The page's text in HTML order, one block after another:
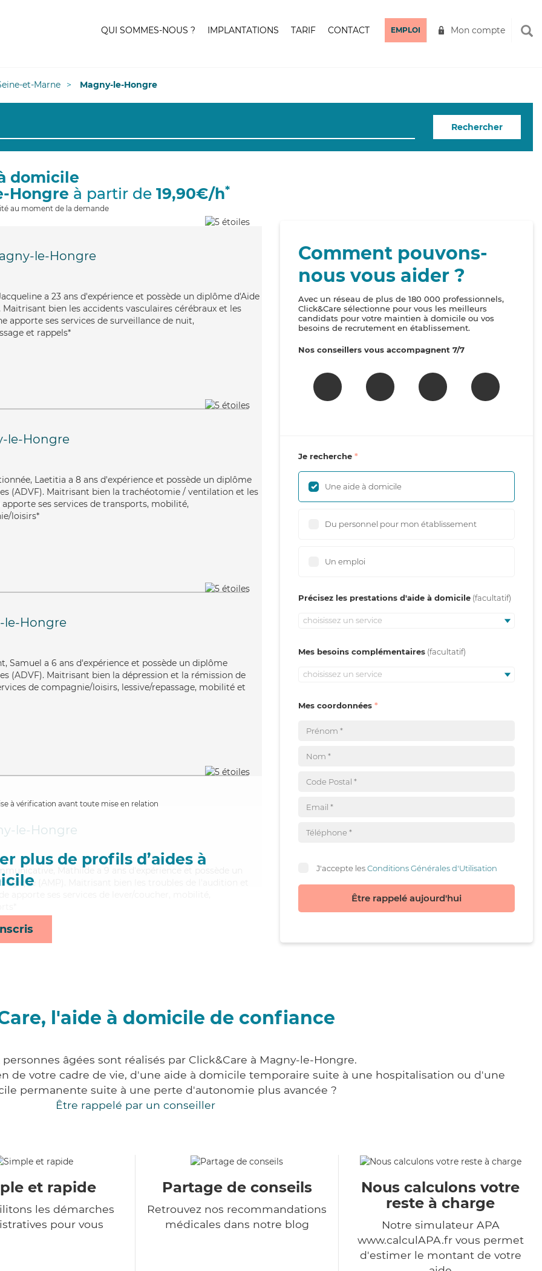
QUI SOMMES-NOUS ? IMPLANTATIONS TARIF CONTACT EMPLOI Mon compte
et-Marne Magny-le-Hongre
Rechercher
domicile
Hongre à partir de 19,90€/h*
au moment de la demande
le-Hongre
a 23 ans d'expérience et possède un diplôme d'Aide
bien les accidents vasculaires cérébraux et les
apporte ses services de surveillance de nuit,
et rappels*
le-Hongre
Laetitia a 8 ans d'expérience et possède un diplôme
(ADVF). Maitrisant bien la trachéotomie / ventilation et les
ses services de transports, mobilité,
loisirs*
le-Hongre
Samuel a 6 ans d'expérience et possède un diplôme
(ADVF). Maitrisant bien la dépression et la rémission de
de compagnie/loisirs, lessive/repassage, mobilité et
à vérification avant toute mise en relation
plus de profils d’aides à
le-Hongre
Mathilde a 9 ans d'expérience et possède un
(AMP). Maitrisant bien les troubles de l'audition et
Comment pouvons-
nous vous aider ?
Avec un réseau de plus de 180 000 professionnels,
Click&Care sélectionne pour vous les meilleurs
candidats pour votre maintien à domicile ou vos
besoins de recrutement en établissement.
Nos conseillers vous accompagnent 7/7
Je recherche
Une aide à domicile
Du personnel pour mon établissement
Un emploi
Précisez les prestations d'aide à domicile
choisissez un service
Mes besoins complémentaires
choisissez un service
Mes coordonnées
J'accepte lesConditions Générales d'Utilisation
Être rappelé aujourd'hui
l'aide à domicile de confiance
personnes âgées sont réalisés par Click&Care à Magny-le-Hongre.
de votre cadre de vie, d'une aide à domicile temporaire suite à une hospitalisation ou d'une
permanente suite à une perte d'autonomie plus avancée ?
Être rappelé par un conseiller
et rapide
les démarches
pour vous
Partage de conseils
Retrouvez nos recommandations
médicales dans notre blog
Nous calculons votre
reste à charge
Notre simulateur APA
www.calculAPA.fr vous permet
d'estimer le montant de votre